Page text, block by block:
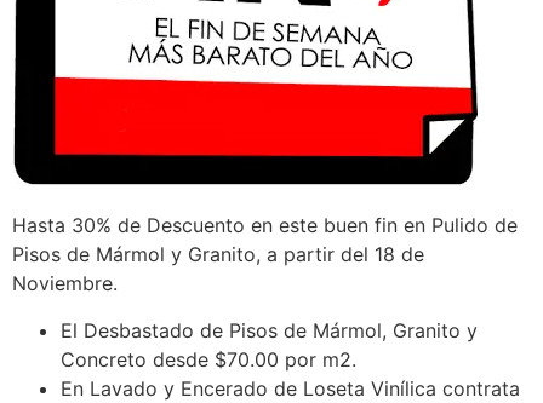
Hasta 30% de Descuento en este buen fin en Pulido de
Pisos de Mármol y Granito, a partir del 18 de
Noviembre.
El Desbastado de Pisos de Mármol, Granito y
Concreto desde $70.00 por m2.
En Lavado y Encerado de Loseta Vinílica contrata